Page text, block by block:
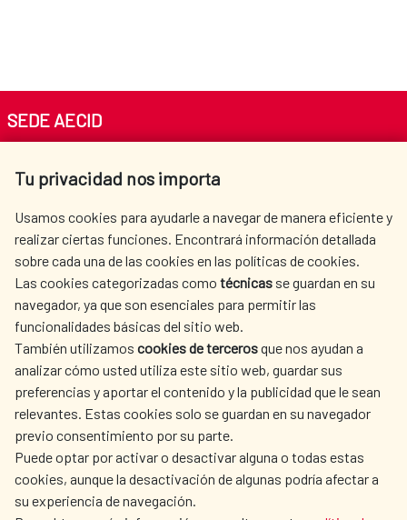
Tu privacidad nos importa
Usamos cookies para ayudarle a navegar de manera eficiente y
realizar ciertas funciones. Encontrará información detallada
sobre cada una de las cookies en las políticas de cookies.
Las cookies categorizadas como técnicas se guardan en su
navegador, ya que son esenciales para permitir las
funcionalidades básicas del sitio web.
También utilizamos cookies de tercerosque nos ayudan a
analizar cómo usted utiliza este sitio web, guardar sus
preferencias y aportar el contenido y la publicidad que le sean
relevantes. Estas cookies solo se guardan en su navegador
previo consentimiento por su parte.
Puede optar por activar o desactivar alguna o todas estas
cookies, aunque la desactivación de algunas podría afectar a
su experiencia de navegación.
SEDE AECID
Tel. +34 900 20 30 54​​​​​​​
AECID
WHERE DO WE COOPERATE?
SPANISH HUMANITARIAN
ACTION
PRESS ROOM
CULTURE AND SCIENCE LIBRARY
OUR SOCIAL MEDIA